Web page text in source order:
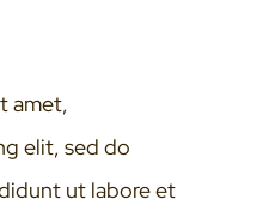
amet,
elit, sed do
ut labore et